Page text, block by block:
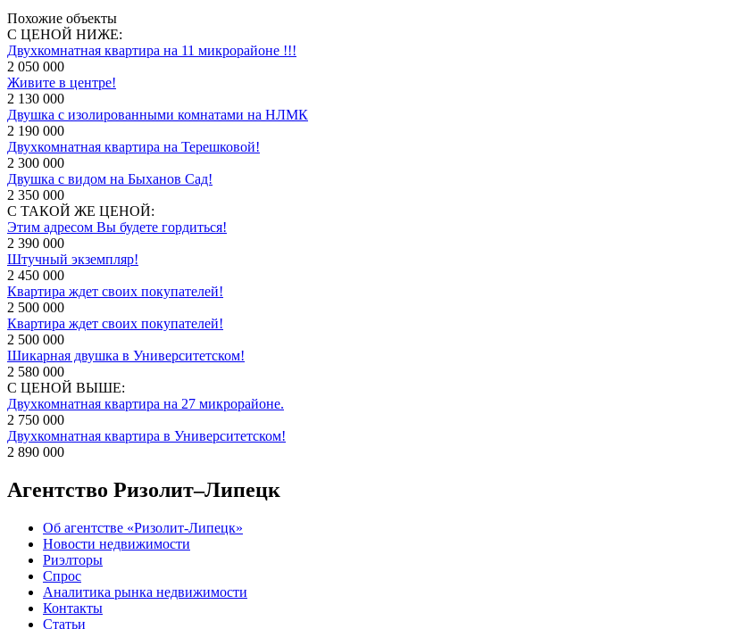
Похожие объекты
С ЦЕНОЙ НИЖЕ:
Двухкомнатная квартира на 11 микрорайоне !!!
2 050 000
Живите в центре!
2 130 000
Двушка с изолированными комнатами на НЛМК
2 190 000
Двухкомнатная квартира на Терешковой!
2 300 000
Двушка с видом на Быханов Сад!
2 350 000
С ТАКОЙ ЖЕ ЦЕНОЙ:
Этим адресом Вы будете гордиться!
2 390 000
Штучный экземпляр!
2 450 000
Квартира ждет своих покупателей!
2 500 000
Квартира ждет своих покупателей!
2 500 000
Шикарная двушка в Университетском!
2 580 000
С ЦЕНОЙ ВЫШЕ:
Двухкомнатная квартира на 27 микрорайоне.
2 750 000
Двухкомнатная квартира в Университетском!
2 890 000
Агентство Ризолит–Липецк
Об агентстве «Ризолит-Липецк»
Новости недвижимости
Риэлторы
Спрос
Аналитика рынка недвижимости
Контакты
Статьи